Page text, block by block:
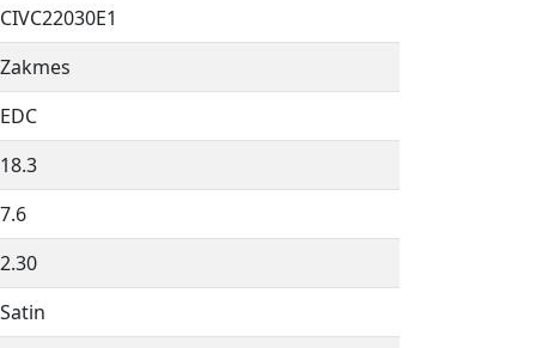
CIVC22030E1
Zakmes
EDC
18.3
7.6
2.30
Satin